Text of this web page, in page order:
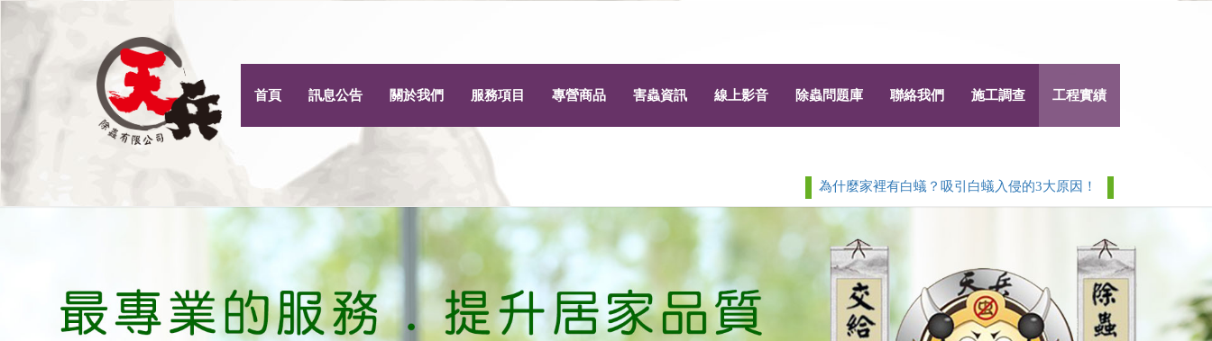
首頁 訊息公告 關於我們 服務項目 專營商品 害蟲資訊 線上影音 除蟲問題庫 聯絡我們 施工調查 工程實績
為什麼家裡有白蟻？吸引白蟻入侵的3大原因！ 白蟻 > 除白蟻白蟻防